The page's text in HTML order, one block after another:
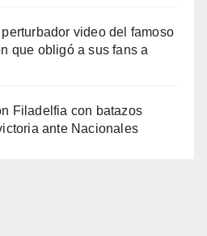
perturbador video del famoso
que obligó a sus fans a
Filadelfia con batazos
ante Nacionales